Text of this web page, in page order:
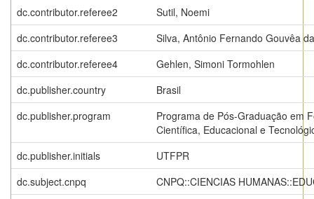
dc.contributor.referee2
Sutil, Noemi
dc.contributor.referee3
Silva, Antônio Fernando Gouvêa da
dc.contributor.referee4
Gehlen, Simoni Tormohlen
dc.publisher.country
Brasil
dc.publisher.program
Programa de Pós-Graduação em
Científica, Educacional e
dc.publisher.initials
UTFPR
dc.subject.cnpq
CNPQ::CIENCIAS